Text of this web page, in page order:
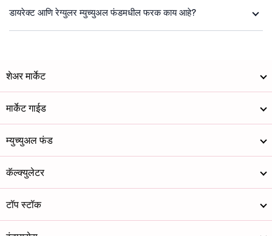
डायरेक्ट आणि रेग्युलर म्युच्युअल फंडमधील फरक काय आहे?
शेअर मार्केट
मार्केट गाईड
म्युच्युअल फंड
कॅल्क्युलेटर
टॉप स्टॉक